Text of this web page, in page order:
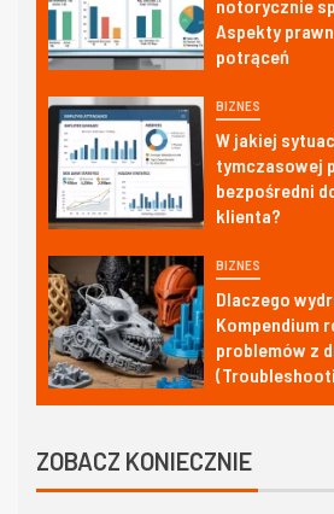
notorycznie
Aspekty
potrąceń
BIZNES
W jakiej
tymczasowej
bezpośredni
klienta?
BIZNES
Dlaczego
Kompendium
problemów z
ZOBACZ KONIECZNIE